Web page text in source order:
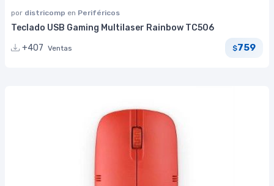
por districomp en Periféricos
Teclado USB Gaming Multilaser Rainbow TC506
+407 Ventas $759